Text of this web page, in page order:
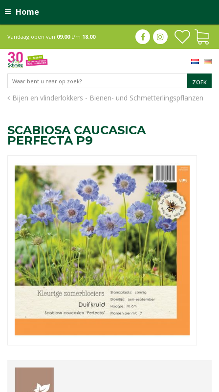
Home
Bijen en vlinderlokkers - Bienen- und Schmetterlingspflanzen
Vandaag open van 09:00t/m 18:00
SCABIOSA CAUCASICA
PERFECTA P9